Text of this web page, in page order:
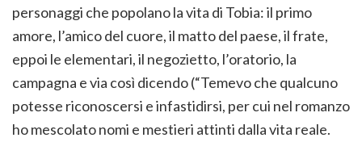
personaggi che popolano la vita di Tobia: il primo
amore, l’amico del cuore, il matto del paese, il frate,
eppoi le elementari, il negozietto, l’oratorio, la
campagna e via così dicendo (“Temevo che qualcuno
potesse riconoscersi e infastidirsi, per cui nel romanzo
ho mescolato nomi e mestieri attinti dalla vita reale.